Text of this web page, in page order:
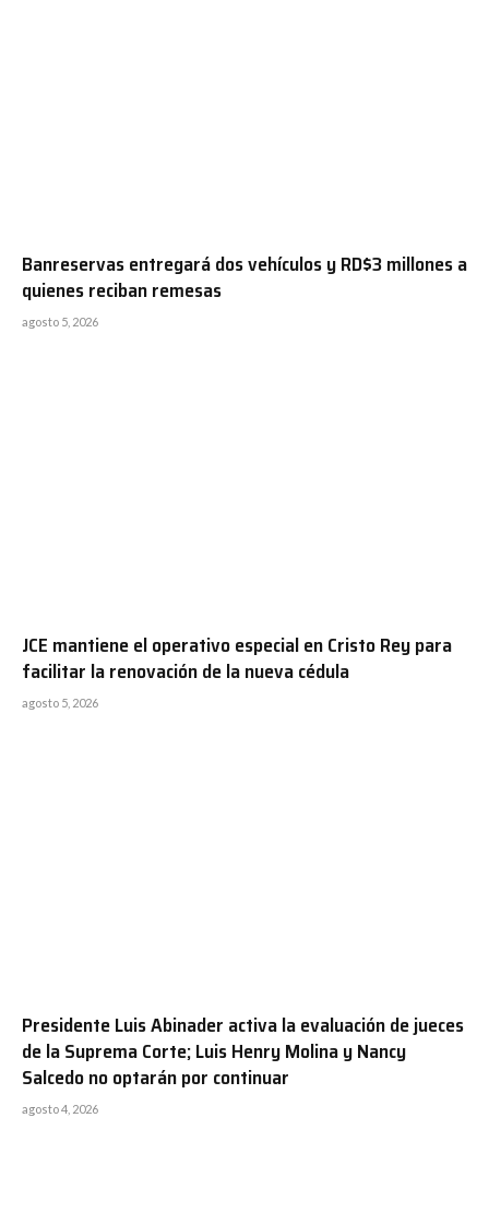
Banreservas entregará dos vehículos y RD$3 millones a
quienes reciban remesas
agosto 5, 2026
JCE mantiene el operativo especial en Cristo Rey para
facilitar la renovación de la nueva cédula
agosto 5, 2026
Presidente Luis Abinader activa la evaluación de jueces
de la Suprema Corte; Luis Henry Molina y Nancy
Salcedo no optarán por continuar
agosto 4, 2026